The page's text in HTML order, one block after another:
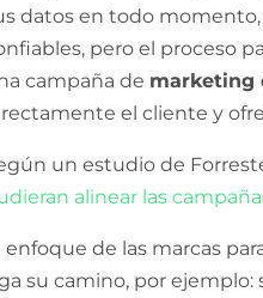
datos en todo
pero el proceso
campaña de marketing
el cliente y
un estudio de
alinear las
enfoque de las marcas
su camino, por ejemplo: